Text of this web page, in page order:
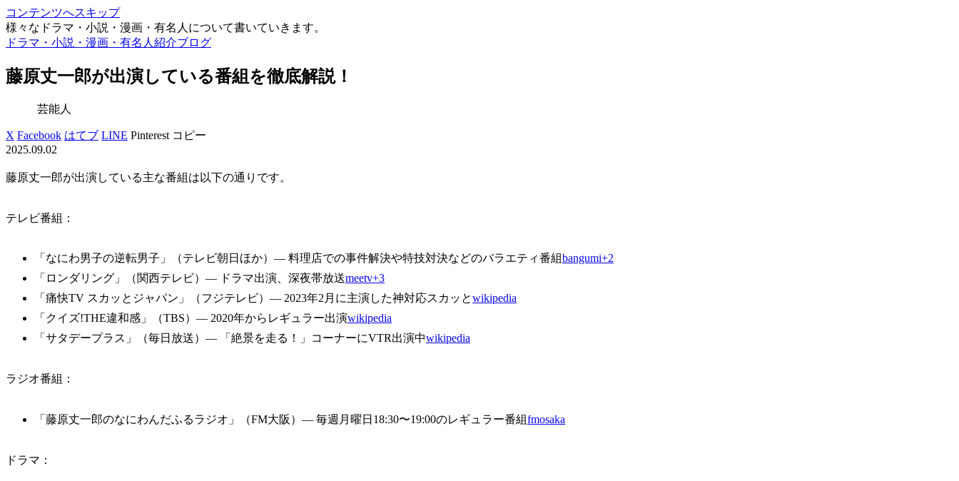
コンテンツへスキップ
様々なドラマ・小説・漫画・有名人について書いていきます。
ドラマ・小説・漫画・有名人紹介ブログ
藤原丈一郎が出演している番組を徹底解説！
芸能人
X Facebook はてブ LINE Pinterest コピー
2025.09.02
藤原丈一郎が出演している主な番組は以下の通りです。
テレビ番組：
「なにわ男子の逆転男子」（テレビ朝日ほか）— 料理店での事件解決や特技対決などのバラエティ番組bangumi+2
「ロンダリング」（関西テレビ）— ドラマ出演、深夜帯放送meetv+3
「痛快TV スカッとジャパン」（フジテレビ）— 2023年2月に主演した神対応スカッとwikipedia
「クイズ!THE違和感」（TBS）— 2020年からレギュラー出演wikipedia
「サタデープラス」（毎日放送）— 「絶景を走る！」コーナーにVTR出演中wikipedia
ラジオ番組：
「藤原丈一郎のなにわんだふるラジオ」（FM大阪）— 毎週月曜日18:30〜19:00のレギュラー番組fmosaka
ドラマ：